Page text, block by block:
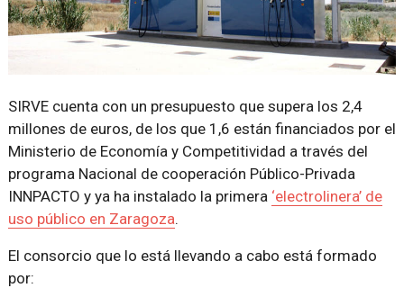
SIRVE cuenta con un presupuesto que supera los 2,4
millones de euros, de los que 1,6 están financiados por el
Ministerio de Economía y Competitividad a través del
programa Nacional de cooperación Público-Privada
INNPACTO y ya ha instalado la primera ‘electrolinera’ de
uso público en Zaragoza.
El consorcio que lo está llevando a cabo está formado
por: